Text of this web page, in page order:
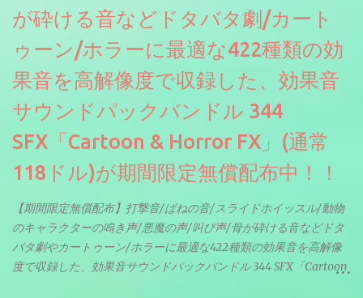
が砕ける音などドタバタ劇/カート
ゥーン/ホラーに最適な422種類の効
果音を高解像度で収録した、効果音
サウンドパックバンドル 344
SFX「Cartoon & Horror FX」(通常
118ドル)が期間限定無償配布中！！
【期間限定無償配布】打撃音/ばねの音/スライドホイッスル/動物
のキャラクターの鳴き声/悪魔の声/叫び声/骨が砕ける音などドタ
バタ劇やカートゥーン/ホラーに最適な422種類の効果音を高解像
度で収録した、効果音サウンドパックバンドル 344 SFX「Cartoon